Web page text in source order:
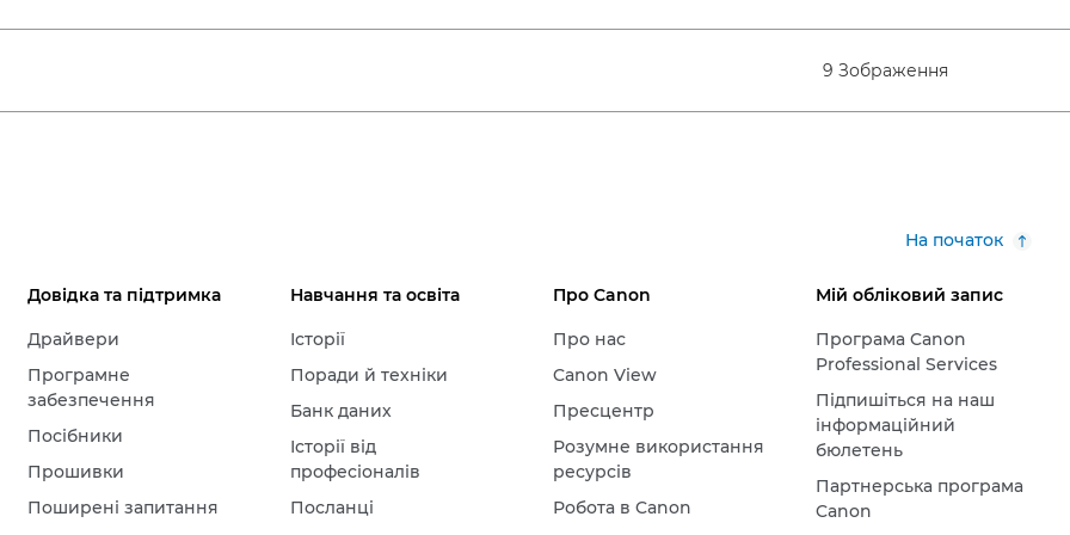
9 Зображення
На початок
Довідка та підтримка
Драйвери
Програмне
забезпечення
Посібники
Прошивки
Поширені запитання
Навчання та освіта
Історії
Поради й техніки
Банк даних
Історії від
професіоналів
Посланці
Про Canon
Про нас
Canon View
Пресцентр
Розумне використання
ресурсів
Робота в Canon
Мій обліковий запис
Програма Canon
Professional Services
Підпишіться на наш
інформаційний
бюлетень
Партнерська програма
Canon